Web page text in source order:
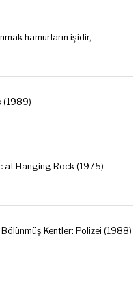
hamurların işidir,
(1989)
at Hanging Rock (1975)
Kentler: Polizei (1988)